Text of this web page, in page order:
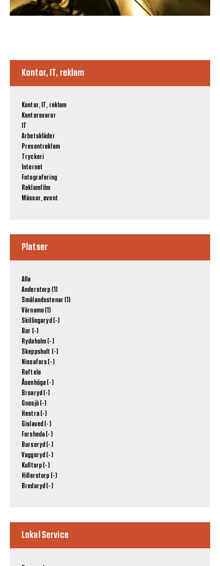
Kontor, IT, reklam
Kontor, IT, reklam
Kontorsvaror
IT
Arbetskläder
Presentreklam
Tryckeri
Internet
Fotografering
Reklamfilm
Mässor, event
Platser
Alla
Anderstorp (1)
Smålandsstenar (1)
Värnamo (1)
Skillingaryd (-)
Bor (-)
Rydaholm (-)
Skeppshult (-)
Nissafors (-)
Reftele
Åsenhöga (-)
Broaryd (-)
Gnosjö (-)
Hestra (-)
Gislaved (-)
Forsheda (-)
Burseryd (-)
Vaggeryd (-)
Kulltorp (-)
Hillerstorp (-)
Bredaryd (-)
Lokal Service